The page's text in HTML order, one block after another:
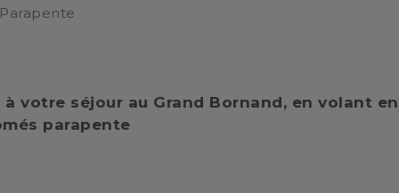
Parapente
votre séjour au Grand Bornand, en volant en
parapente